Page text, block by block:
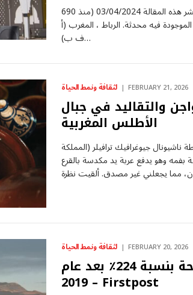
مرحبًا أيها المسافر عبر الزمن!تم نشر هذه المقالة 03/04/2024 (منذ 690
فيه محدثة. الرباط ، المغرب (أ
ف ب)…
لثقافة ونمط الحياة FEBRUARY 21, 2026
والتقاليد في جبال
الأطلس المغربية
ناشيونال جيوغرافيك ترافيلر (المملكة
بفمه وهو يدفع عربة يد مكدسة بالقرع
لثقافة ونمط الحياة FEBRUARY 20, 2026
داخل طفرة السياحة بنسبة 224٪ بعد عام
2019 – Firstpost